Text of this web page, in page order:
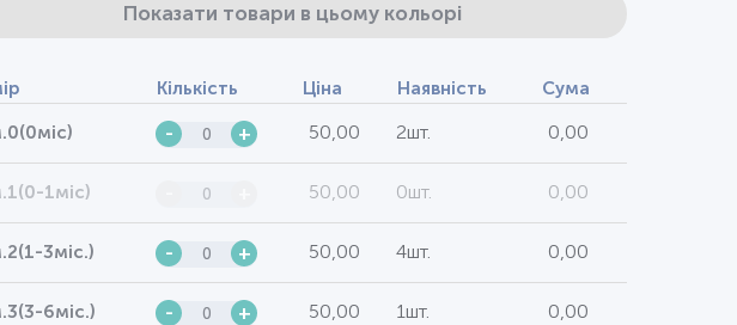
Показати товари в цьому кольорі
Кількість Ціна Наявність Сума
- + 50,00 2шт. 0,00
1міс) 50,00 0шт. 0,00
3міс.) - + 50,00 4шт. 0,00
6міс.) - + 50,00 1шт. 0,00